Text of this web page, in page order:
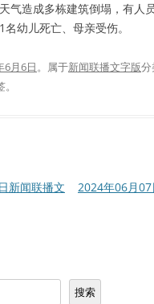
气造成多栋建筑倒塌，有人
幼儿死亡、母亲受伤。
6月6日。属于新闻联播文字版分
新闻联播文
2024年06月
搜索